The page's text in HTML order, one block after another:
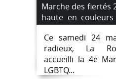
Marche des fiertés
haute en
Yon
Ce samedi 24
radieux, La
accueilli la 4e
LGBTQ...